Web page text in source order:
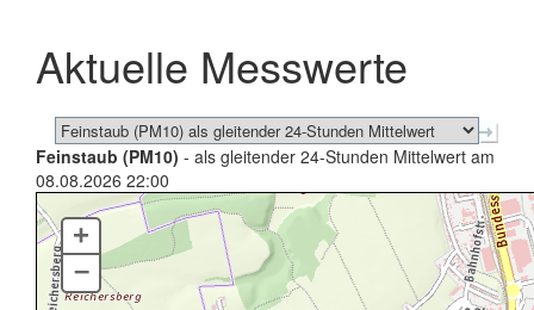
schließen
Aktuelle Messwerte
Feinstaub (PM10) - als gleitender 24-Stunden Mittelwert am
08.08.2026 22:00
+
–